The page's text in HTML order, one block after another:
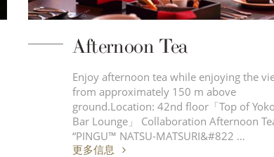
Afternoon Tea
Enjoy afternoon tea while enjoying the
from approximately 150 m above
ground.Location: 42nd floor「Top of
Bar Lounge」 Collaboration Afternoon Tea
“PINGU™ NATSU-MATSURI&#822 …
更多信息